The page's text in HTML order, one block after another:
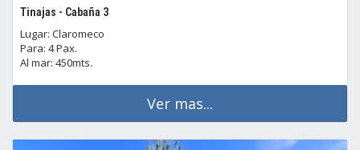
Tinajas - Cabaña 3
Lugar: Claromeco
Para: 4 Pax.
Al mar: 450mts.
Ver mas...